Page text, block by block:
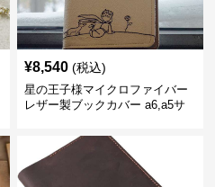
¥8,540 (税込)
星の王子様マイクロファイバー
レザー製ブックカバー a6,a5サ